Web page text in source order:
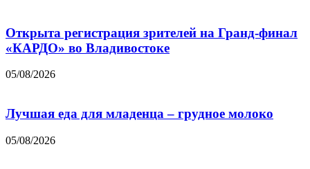
Открыта регистрация зрителей на Гранд-финал
«КАРДО» во Владивостоке
05/08/2026
Лучшая еда для младенца – грудное молоко
05/08/2026